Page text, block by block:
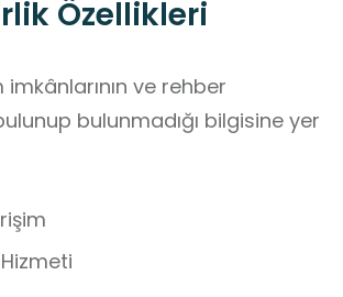
Özellikleri
imkânlarının ve rehber
bulunmadığı bilgisine yer